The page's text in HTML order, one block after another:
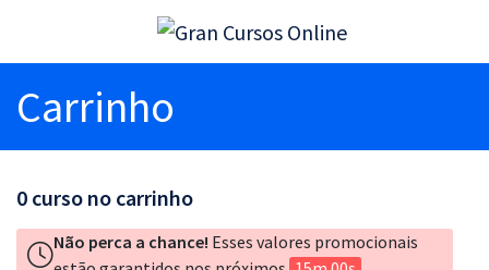
Carrinho
0 curso no carrinho
Não perca a chance! Esses valores promocionais